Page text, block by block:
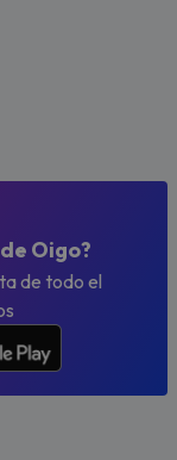
Oigo?
de todo el